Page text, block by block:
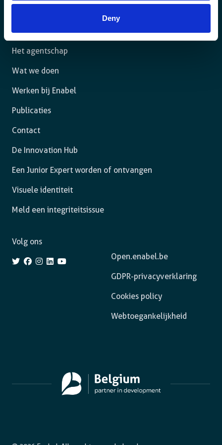
Deny
rechtsstaat leven en de vrijheid hebben om zich ten
Het agentschap
Wat we doen
Werken bij Enabel
Publicaties
Contact
De Innovation Hub
Een Junior Expert worden of ontvangen
Visuele identiteit
Meld een integriteitsissue
Open.enabel.be
GDPR-privacyverklaring
Cookies policy
Webtoegankelijkheid
Volg ons